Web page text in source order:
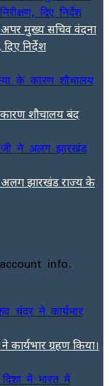
अपर मुख्य सचिव वंदना
निर्देश
कारण शौचालय बंद
अलग झारखंड राज्य के
info.
ग्रहण किया।